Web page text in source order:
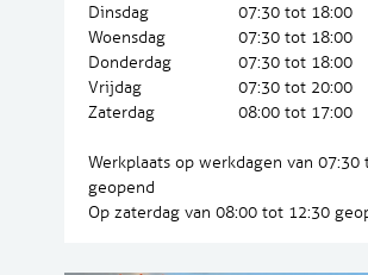
Dinsdag
07:30 tot 18:00
Woensdag
07:30 tot 18:00
Donderdag
07:30 tot 18:00
Vrijdag
07:30 tot 20:00
Zaterdag
08:00 tot 17:00
Werkplaats op werkdagen van 07:30
geopend
Op zaterdag van 08:00 tot 12:30